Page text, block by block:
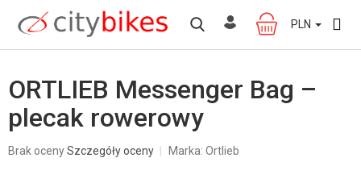
treści
KOSZYK
PLN
ORTLIEB Messenger Bag –
plecak rowerowy
Średnia
Brak ocenySzczegóły oceny Marka: Ortlieb